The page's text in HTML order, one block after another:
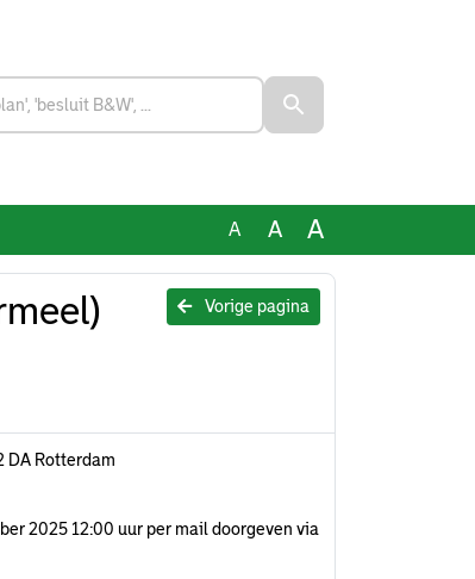
A A A
Vorige pagina
DA Rotterdam
2025 12:00 uur per mail doorgeven via